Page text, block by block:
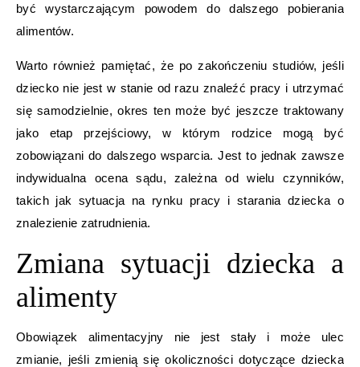
być wystarczającym powodem do dalszego pobierania
alimentów.
Warto również pamiętać, że po zakończeniu studiów, jeśli
dziecko nie jest w stanie od razu znaleźć pracy i utrzymać
się samodzielnie, okres ten może być jeszcze traktowany
jako etap przejściowy, w którym rodzice mogą być
zobowiązani do dalszego wsparcia. Jest to jednak zawsze
indywidualna ocena sądu, zależna od wielu czynników,
takich jak sytuacja na rynku pracy i starania dziecka o
znalezienie zatrudnienia.
Zmiana sytuacji dziecka a
alimenty
Obowiązek alimentacyjny nie jest stały i może ulec
zmianie, jeśli zmienią się okoliczności dotyczące dziecka